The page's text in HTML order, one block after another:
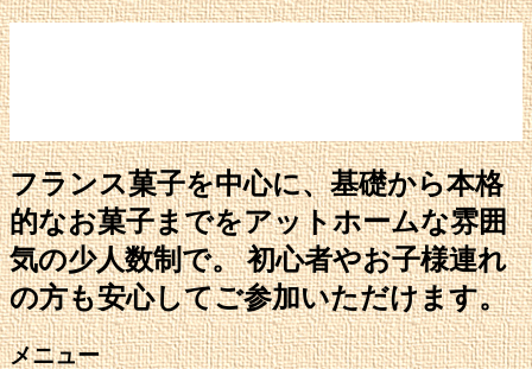
フランス菓子を中心に、基礎から本格
的なお菓子までをアットホームな雰囲
気の少人数制で。 初心者やお子様連れ
の方も安心してご参加いただけます。
メニュー